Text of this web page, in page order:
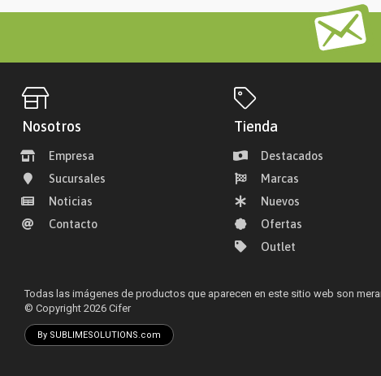
Nosotros
Empresa
Sucursales
Noticias
Contacto
Tienda
Destacados
Marcas
Nuevos
Ofertas
Outlet
Todas las imágenes de productos que aparecen en este sitio web son
© Copyright 2026 Cifer
By SUBLIMESOLUTIONS.com